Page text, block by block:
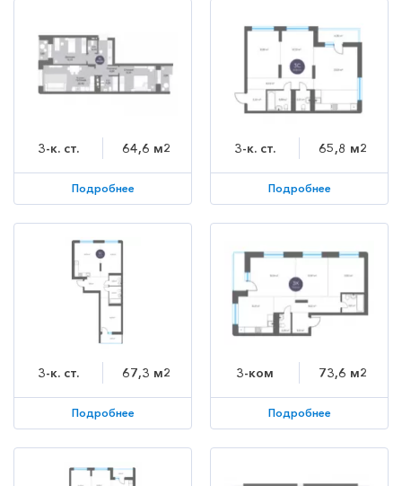
3-к. ст. 64,6 м2
Подробнее
3-к. ст. 65,8 м2
Подробнее
3-к. ст. 67,3 м2
Подробнее
3-ком 73,6 м2
Подробнее